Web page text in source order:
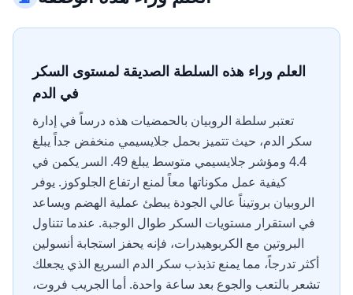
العلم وراء هذه السلطة الصديقة لمستوى السكر
في الدم
تعتبر سلطة الروبيان بالحمضيات هذه درساً في إدارة
سكر الدم، حيث تتميز بحمل جلايسيمي منخفض جداً يبلغ
4.4 ومؤشر جلايسيمي متوسط يبلغ 49. السر يكمن في
كيفية عمل مكوناتها معاً لمنع ارتفاع الجلوكوز. يوفر
الروبيان بروتيناً عالي الجودة يبطئ عملية الهضم ويساعد
في استقرار مستويات السكر طوال الوجبة. عندما تتناول
البروتين مع الكربوهيدرات، فإنه يحفز استجابة أنسولين
أكثر تدرجاً، مما يمنع تذبذب سكر الدم السريع الذي يجعلك
تشعر بالتعب والجوع بعد ساعة واحدة. أما الجريب فروت،